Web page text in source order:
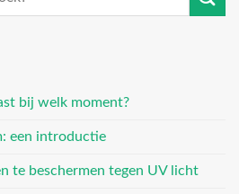
bij welk moment?
een introductie
te beschermen tegen UV licht